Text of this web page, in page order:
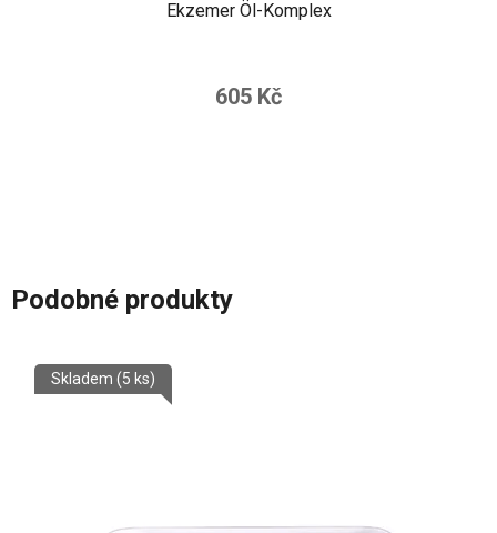
Ekzemer Öl-Komplex
605 Kč
Podobné produkty
Skladem (5 ks)